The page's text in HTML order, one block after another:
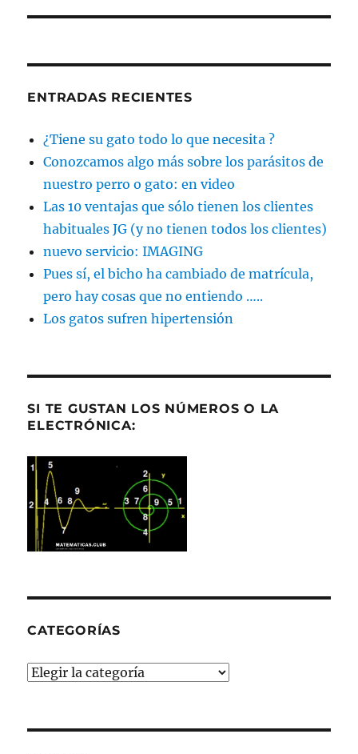
ENTRADAS RECIENTES
¿Tiene su gato todo lo que necesita ?
Conozcamos algo más sobre los parásitos de
nuestro perro o gato: en video
Las 10 ventajas que sólo tienen los clientes
habituales JG (y no tienen todos los clientes)
nuevo servicio: IMAGING
Pues sí, el bicho ha cambiado de matrícula,
pero hay cosas que no entiendo …..
Los gatos sufren hipertensión
SI TE GUSTAN LOS NÚMEROS O LA
ELECTRÓNICA:
CATEGORÍAS
Categorías